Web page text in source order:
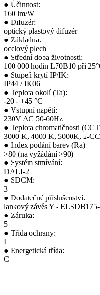
● Účinnost:
160 lm/W
● Difuzér:
optický plastový difuzér
● Základna:
ocelový plech
● Střední doba životnosti:
100 000 hodin L70B10 při
● Stupeň krytí IP/IK:
IP44 / IK06
● Teplota okolí (Ta):
-20 - +45 °C
● Vstupní napětí:
230V AC 50-60Hz
● Teplota chromatičnosti
3000 K, 4000 K, 5000K, 2-
● Index podání barev (Ra):
>80 (na vyžádání >90)
● Systém stmívání:
DALI-2
● SDCM:
3
● Dodatečné příslušenství:
lankový závěs Y - ELSDB175-
● Záruka:
5
● Třída ochrany:
I
● Energetická třída:
C